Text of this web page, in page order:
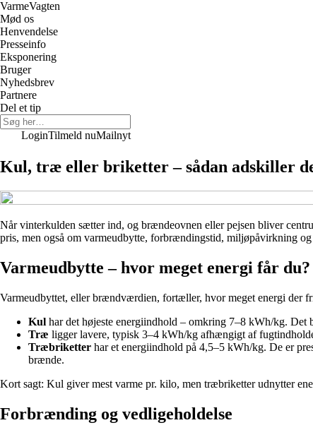
VarmeVagten
Mød os
Henvendelse
Presseinfo
Eksponering
Bruger
Nyhedsbrev
Partnere
Del et tip
LoginTilmeld nuMailnyt
Kul, træ eller briketter – sådan adskiller
Når vinterkulden sætter ind, og brændeovnen eller pejsen bliver
pris, men også om varmeudbytte, forbrændingstid, miljøpåvirkning
Varmeudbytte – hvor meget energi får du?
Varmeudbyttet, eller brændværdien, fortæller, hvor meget energi der
Kul har det højeste energiindhold – omkring 7–8 kWh/kg.
Træ ligger lavere, typisk 3–4 kWh/kg afhængigt af
Træbriketter har et energiindhold på 4,5–5 kWh/kg. De er
brænde.
Kort sagt: Kul giver mest varme pr. kilo, men træbriketter udnytter
Forbrænding og vedligeholdelse